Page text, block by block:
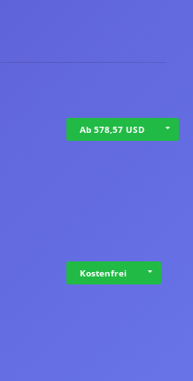
Ab 578,57 USD
Kostenfrei